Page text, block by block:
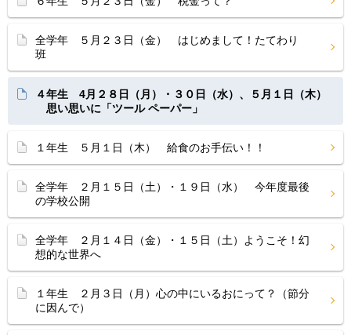
全学年 ５月２３日（金） はじめまして！たてわり
班
４年生 4月２８日（月）・３０日（水）、５月１日（木）
思い思いに「ツール ペーパー」
１年生 ５月１日（木） 給食のお手伝い！！
全学年 ２月１５日（土）・１９日（水） 今年度最後
の学校公開
全学年 ２月１４日（金）・１５日（土）ようこそ！幻
想的な世界へ
１年生 ２月３日（月）心の中にいるおにって？（節分
に因んで）